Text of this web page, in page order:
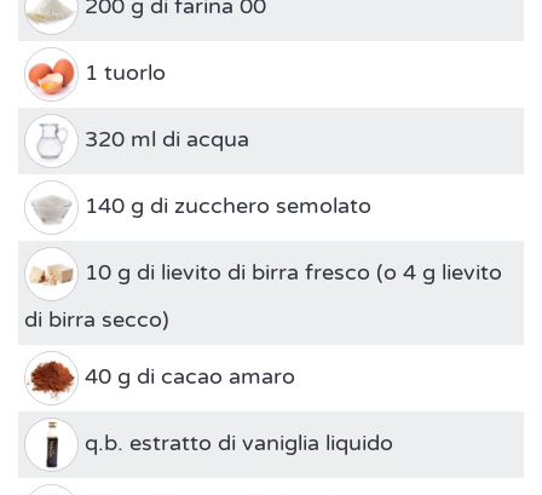
200 g di farina 00
1 tuorlo
320 ml di acqua
140 g di zucchero semolato
10 g di lievito di birra fresco (o 4 g lievito
di birra secco)
40 g di cacao amaro
q.b. estratto di vaniglia liquido